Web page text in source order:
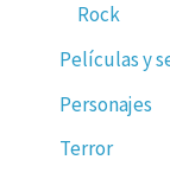
Rock
Películas y
Personajes
Terror